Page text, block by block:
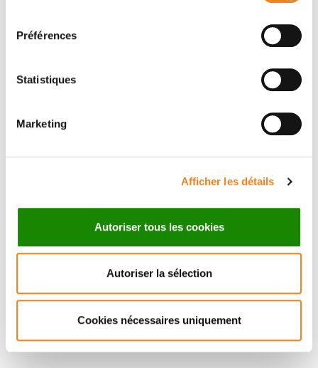
Préférences
Statistiques
Marketing
Afficher les détails
Autoriser tous les cookies
Autoriser la sélection
Cookies nécessaires uniquement
MICHAEL